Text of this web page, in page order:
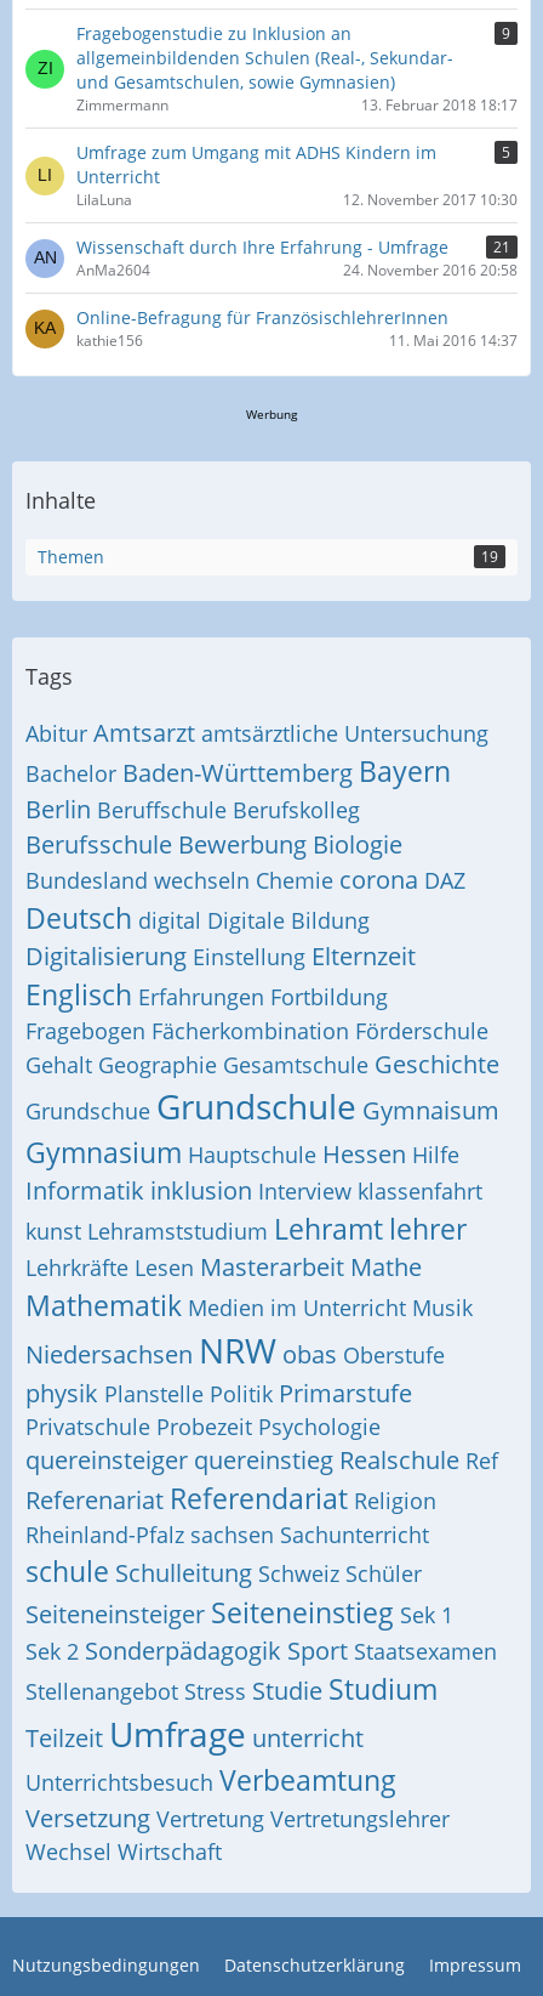
Fragebogenstudie zu Inklusion an
allgemeinbildenden Schulen (Real-, Sekundar-
und Gesamtschulen, sowie Gymnasien)
9
Zimmermann 13. Februar 2018 18:17
Umfrage zum Umgang mit ADHS Kindern im
Unterricht
5
LilaLuna 12. November 2017 10:30
Wissenschaft durch Ihre Erfahrung - Umfrage
21
AnMa2604
24. November 2016 20:58
Online-Befragung für FranzösischlehrerInnen
kathie156 11. Mai 2016 14:37
Werbung
Inhalte
Themen 19
Tags
Abitur Amtsarzt amtsärztliche Untersuchung
Bachelor Baden-Württemberg Bayern
Berlin Beruffschule Berufskolleg
Berufsschule Bewerbung Biologie
Bundesland wechseln Chemie corona DAZ
Deutsch digital Digitale Bildung
Digitalisierung Einstellung Elternzeit
Englisch Erfahrungen Fortbildung
Fragebogen Fächerkombination Förderschule
Gehalt Geographie Gesamtschule Geschichte
Grundschue Grundschule Gymnaisum
Gymnasium Hauptschule Hessen Hilfe
Informatik inklusion Interview klassenfahrt
kunst Lehramststudium Lehramt lehrer
Lehrkräfte Lesen Masterarbeit Mathe
Mathematik Medien im Unterricht Musik
Niedersachsen NRW obas Oberstufe
physik Planstelle Politik Primarstufe
Privatschule Probezeit Psychologie
quereinsteiger quereinstieg Realschule Ref
Referenariat Referendariat Religion
Rheinland-Pfalz sachsen Sachunterricht
schule Schulleitung Schweiz Schüler
Seiteneinsteiger Seiteneinstieg Sek 1
Sek 2 Sonderpädagogik Sport Staatsexamen
Stellenangebot Stress Studie Studium
Teilzeit Umfrage unterricht
Unterrichtsbesuch Verbeamtung
Versetzung Vertretung Vertretungslehrer
Wechsel Wirtschaft
Nutzungsbedingungen Datenschutzerklärung Impressum